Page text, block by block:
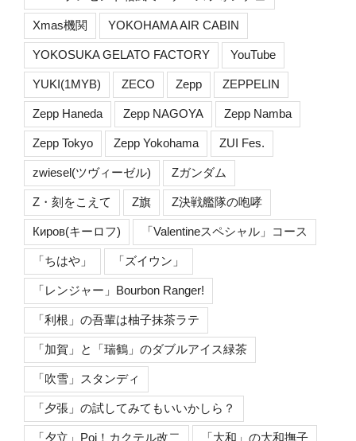
Xmas機関 YOKOHAMA AIR CABIN
YOKOSUKA GELATO FACTORY YouTube
YUKI(1MYB) ZECO Zepp ZEPPELIN
Zepp Haneda Zepp NAGOYA Zepp Namba
Zepp Tokyo Zepp Yokohama ZUI Fes.
zwiesel(ツヴィーゼル) Zガンダム
Z・刻をこえて Z旗 Z決戦艦隊の咆哮
Киров(キーロフ) 「Valentineスペシャル」コース
「ちはや」 「ズイウン」
「レンジャー」Bourbon Ranger!
「利根」の吾輩は柚子抹茶ラテ
「加賀」と「瑞鶴」のダブルアイス緑茶
「吹雪」スタンディ
「夕張」の試してみてもいいかしら？
「夕立」Poi！カクテル改二 「大和」の大和撫子